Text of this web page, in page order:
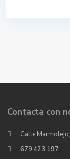
Contacta con
Calle
679 423 197